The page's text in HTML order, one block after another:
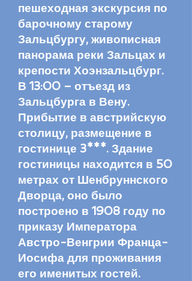
пешеходная экскурсия по
барочному старому
Зальцбургу, живописная
панорама реки Зальцах и
крепости Хоэнзальцбург.
В 13:00 – отъезд из
Зальцбурга в Вену.
Прибытие в австрийскую
столицу, размещение в
гостинице 3***. Здание
гостиницы находится в 50
метрах от Шенбруннского
Дворца, оно было
построено в 1908 году по
приказу Императора
Австро-Венгрии Франца-
Иосифа для проживания
его именитых гостей.